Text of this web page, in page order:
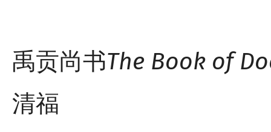
禹贡尚书The Book of
清福